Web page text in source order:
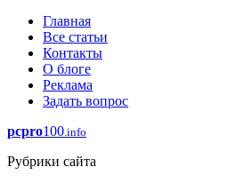
Главная
Все статьи
Контакты
О блоге
Реклама
Задать вопрос
pcpro100.info
Рубрики сайта